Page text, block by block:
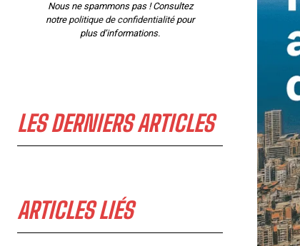
Nous ne spammons pas ! Consultez
notre politique de confidentialitépour
plus d’informations.
LES DERNIERS ARTICLES
ARTICLES LIÉS